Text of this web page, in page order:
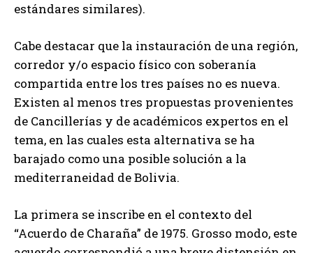
estándares similares).
Cabe destacar que la instauración de una región,
corredor y/o espacio físico con soberanía
compartida entre los tres países no es nueva.
Existen al menos tres propuestas provenientes
de Cancillerías y de académicos expertos en el
tema, en las cuales esta alternativa se ha
barajado como una posible solución a la
mediterraneidad de Bolivia.
La primera se inscribe en el contexto del
“Acuerdo de Charaña” de 1975. Grosso modo, este